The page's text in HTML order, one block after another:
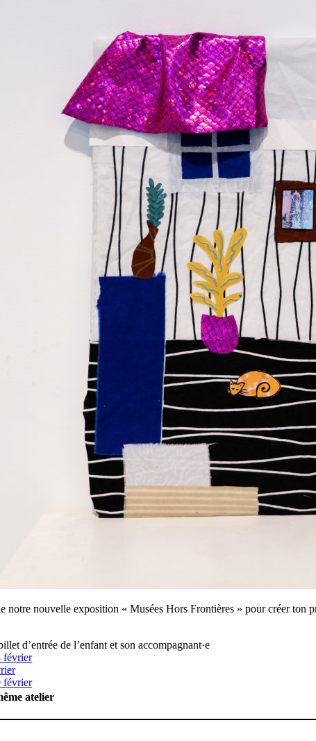
notre nouvelle exposition « Musées Hors Frontières » pour créer
d’entrée de l’enfant et son accompagnant·e
février
février
atelier